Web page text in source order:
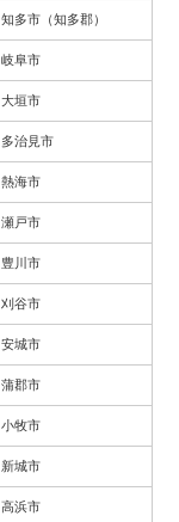
知多市（知多郡）
岐阜市
大垣市
多治見市
熱海市
瀬戸市
豊川市
刈谷市
安城市
蒲郡市
小牧市
新城市
高浜市